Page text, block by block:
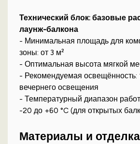
Технический блок: базовые
лаунж-балкона
- Минимальная площадь для
зоны: от 3 м²
- Оптимальная высота мягкой
- Рекомендуемая освещённость:
вечернего освещения
- Температурный диапазон
-20 до +60 °C (для открытых
Материалы и отделка